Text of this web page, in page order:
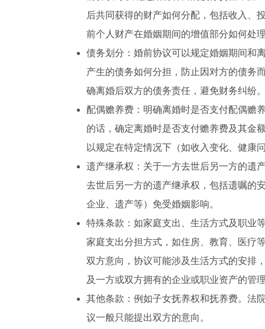
后共同获得的财产如何分配，包括收入、
前个人财产在婚姻期间的增值部分如何处
债务划分：婚前协议可以规定婚姻期间和
产生的债务如何分担，防止因对方的债务
确离婚后双方的债务责任，避免财务纠纷
配偶赡养费：明确离婚时是否支付配偶赡
的话，确定离婚时是否支付赡养费及其金
以规定在特定情况下（如收入变化、健康
遗产继承权：关于一方去世后另一方的遗
去世后另一方的遗产继承权，包括遗嘱的
企业、遗产等）免受婚姻影响。
特殊条款：如家庭支出、生活方式及职业
家庭支出分担方式，如住房、教育、医疗
双方意向，协议可能涉及生活方式的安排
及一方或双方拥有的企业或职业资产的管
其他条款：例如子女抚养权和抚养费。法
议一般只能提出双方的意向。